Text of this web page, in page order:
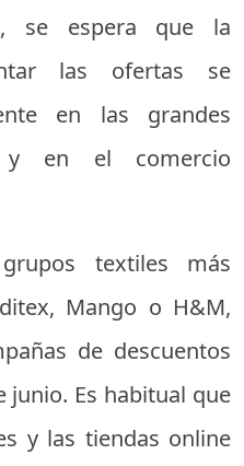
se espera que la
las ofertas se
en las grandes
y en el comercio
textiles más
Mango o H&M,
de descuentos
junio. Es habitual que
y las tiendas online